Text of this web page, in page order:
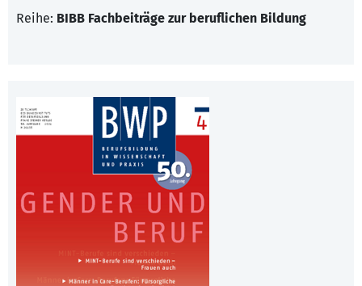
Reihe: BIBB Fachbeiträge zur beruflichen Bildung